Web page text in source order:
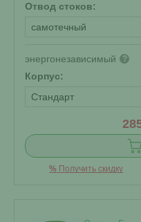
Отвод стоков:
самотечный
энергонезависимый ?
Корпус:
Стандарт
% Получить скидку